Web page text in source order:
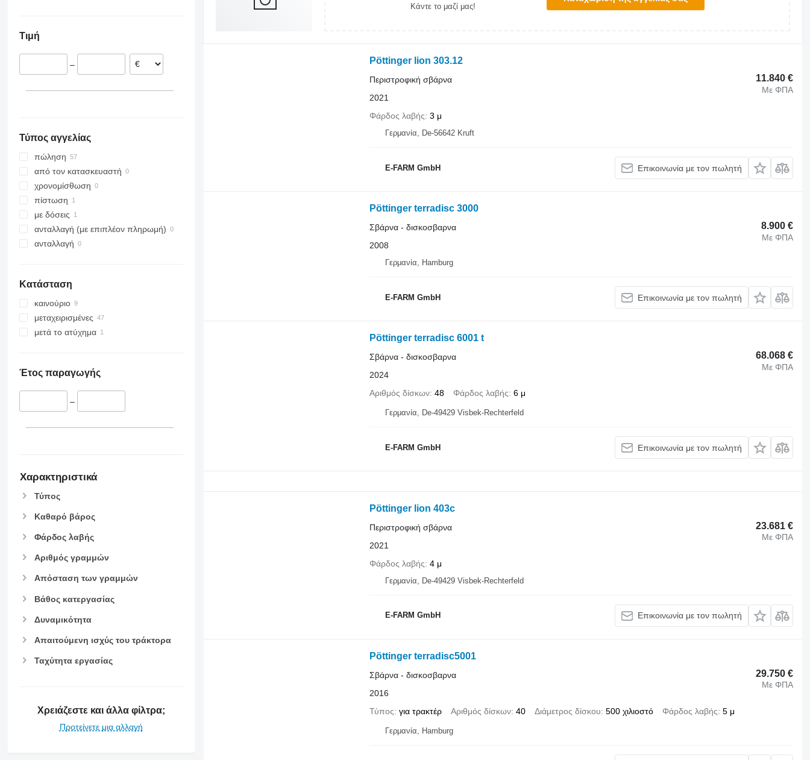
Λιθουανία
Εσθονία
Τιμή
–
Τύπος αγγελίας
πώληση
από τον κατασκευαστή
χρονομίσθωση
πίστωση
με δόσεις
ανταλλαγή (με επιπλέον πληρωμή)
ανταλλαγή
Κατάσταση
καινούριο
μεταχειρισμένες
μετά το ατύχημα
Έτος παραγωγής
–
Χαρακτηριστικά
Τύπος
Καθαρό βάρος
Φάρδος λαβής
Αριθμός γραμμών
Απόσταση των γραμμών
Βάθος κατεργασίας
Δυναμικότητα
Απαιτούμενη ισχύς του τράκτορα
Ταχύτητα εργασίας
Χρειάζεστε και άλλα φίλτρα;
Προτείνετε μια αλλαγή
Κάντε το μαζί μας!
Pöttinger lion 303.12
11.840 €
Με ΦΠΑ
Περιστροφική σβάρνα
2021
Φάρδος λαβής 3 μ
Γερμανία, De-56642 Kruft
E-FARM GmbH Επικοινωνία με τον πωλητή
Pöttinger terradisc 3000
8.900 €
Με ΦΠΑ
Σβάρνα - δισκοσβαρνα
2008
Γερμανία, Hamburg
E-FARM GmbH Επικοινωνία με τον πωλητή
Pöttinger terradisc 6001 t
68.068 €
Με ΦΠΑ
Σβάρνα - δισκοσβαρνα
2024
Αριθμός δίσκων 48 Φάρδος λαβής 6 μ
Γερμανία, De-49429 Visbek-Rechterfeld
E-FARM GmbH Επικοινωνία με τον πωλητή
Pöttinger lion 403c
23.681 €
Με ΦΠΑ
Περιστροφική σβάρνα
2021
Φάρδος λαβής 4 μ
Γερμανία, De-49429 Visbek-Rechterfeld
E-FARM GmbH Επικοινωνία με τον πωλητή
Pöttinger terradisc5001
29.750 €
Με ΦΠΑ
Σβάρνα - δισκοσβαρνα
2016
Τύπος για τρακτέρ Αριθμός δίσκων 40 Διάμετρος δίσκου 500 χιλιοστό Φάρδος λαβής 5 μ
Γερμανία, Hamburg